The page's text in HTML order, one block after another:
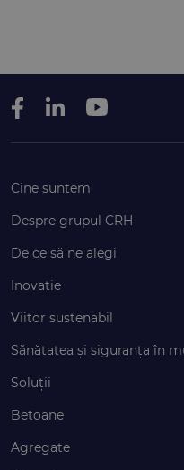
Cine suntem
Despre grupul CRH
De ce să ne alegi
Inovație
Viitor sustenabil
Sănătatea și siguranța în
Soluții
Betoane
Agregate